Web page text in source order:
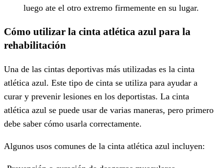
luego ate el otro extremo firmemente en su lugar.
Cómo utilizar la cinta atlética azul para la
rehabilitación
Una de las cintas deportivas más utilizadas es la cinta
atlética azul. Este tipo de cinta se utiliza para ayudar a
curar y prevenir lesiones en los deportistas. La cinta
atlética azul se puede usar de varias maneras, pero primero
debe saber cómo usarla correctamente.
Algunos usos comunes de la cinta atlética azul incluyen: